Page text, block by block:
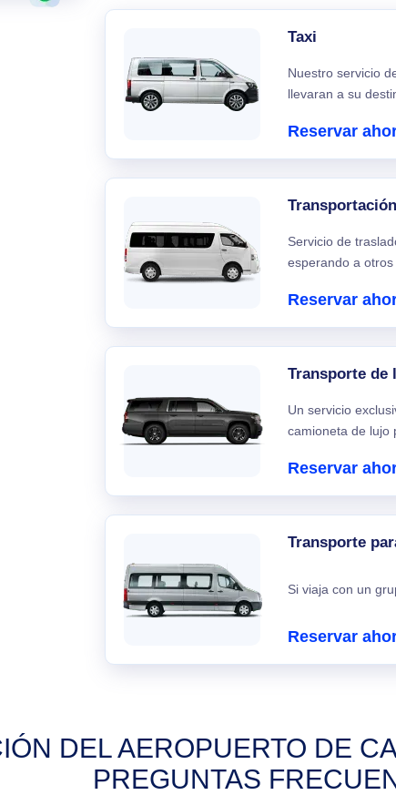
Taxi
Nuestro servicio
llevaran a su
Reservar
Servicio de
esperando a
Reservar
Transporte de
Un servicio
camioneta de lujo
Reservar
Transporte
Si viaja con un
Reservar
DEL AEROPUERTO DE
PREGUNTAS